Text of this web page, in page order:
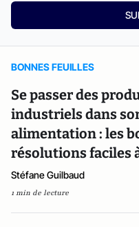
BONNES FEUILLES
Se passer des
industriels dans
alimentation : les
résolutions faciles
Stéfane Guilbaud
1 min de lecture